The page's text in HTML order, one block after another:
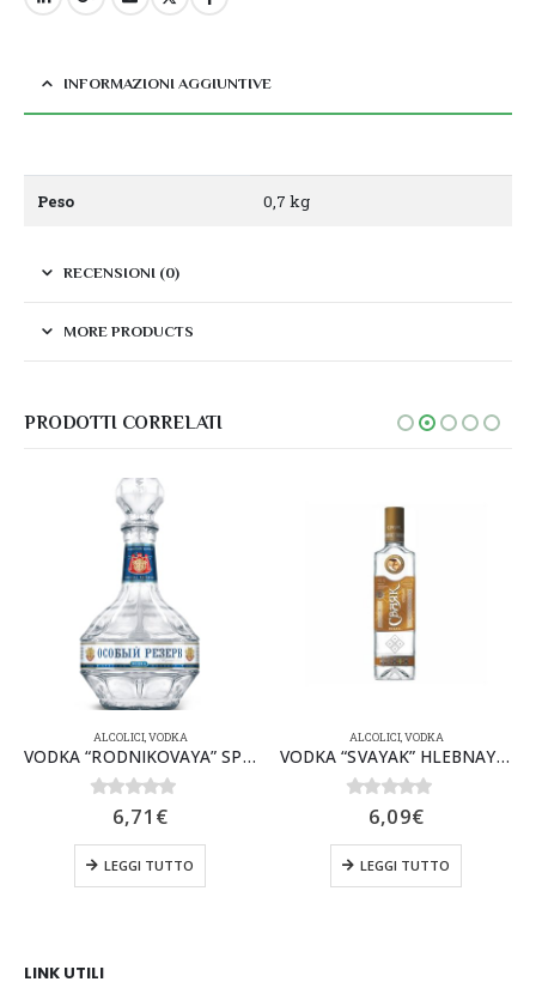
INFORMAZIONI AGGIUNTIVE
Peso 0,7 kg
RECENSIONI (0)
MORE PRODUCTS
PRODOTTI CORRELATI
ALCOLICI,VODKA
VODKA “RODNIKOVAYA” SPECIAL RESERV 40% 0,5lx12
Su 5
6,71 €
LEGGI TUTTO
ALCOLICI,VODKA
VODKA “SVAYAK” HLEBNAYA 40% 0,5lx16
Su 5
6,09€
LEGGI TUTTO
LINK UTILI